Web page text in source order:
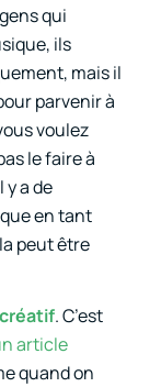
qui
ils
mais il
parvenir à
voulez
le faire à
a de
en tant
peut être
. C’est
article
quand on